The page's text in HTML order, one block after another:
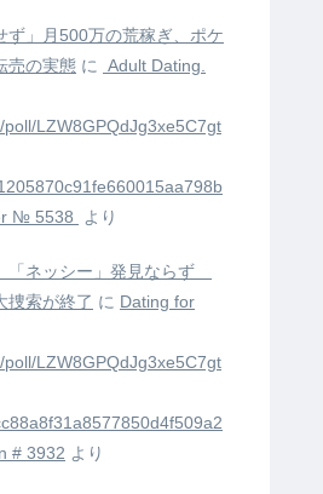
ず」月500万の荒稼ぎ、ポケ
売の実態 に
️ Adult Dating.
LZW8GPQdJg3xe5C7gt
№ 5538
より
「ネッシー」発見ならず
捜索が終了 に Dating for
LZW8GPQdJg3xe5C7gt
# 3932 より